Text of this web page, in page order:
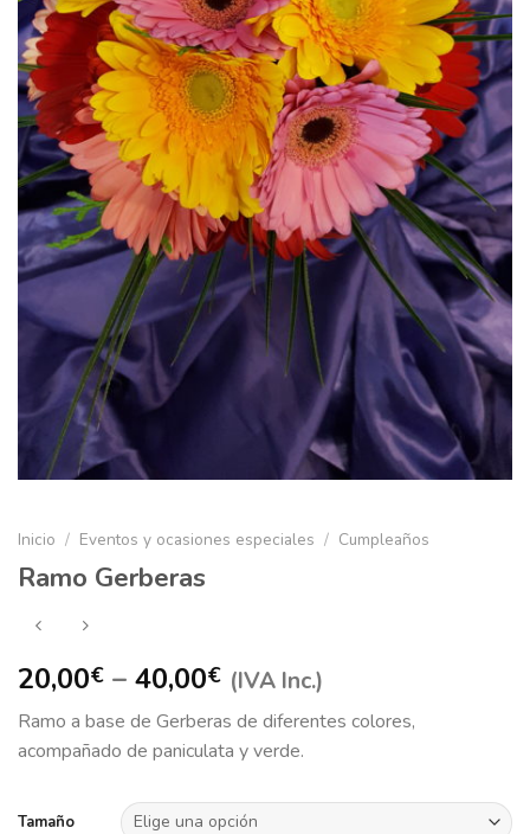
Inicio / Eventos y ocasiones especiales / Cumpleaños
Ramo Gerberas
20,00€ – 40,00€ (IVA Inc.)
Ramo a base de Gerberas de diferentes colores,
acompañado de paniculata y verde.
Tamaño